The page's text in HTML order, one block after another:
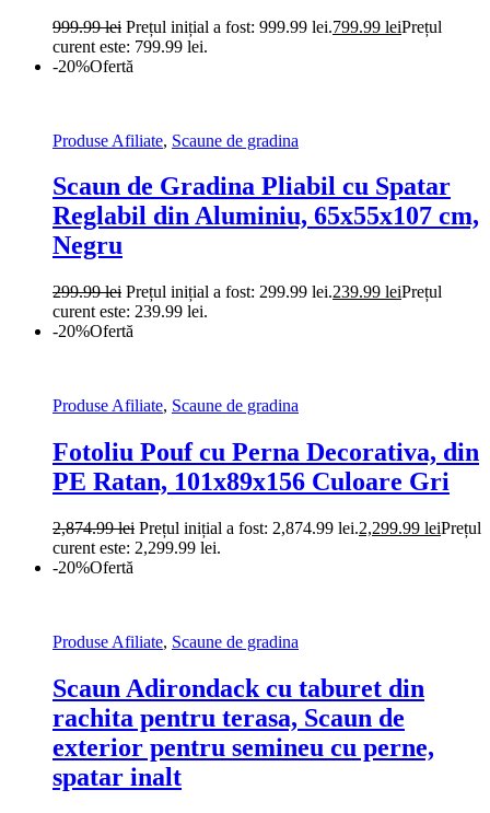
999.99lei Prețul inițial a fost: 999.99 lei.799.99 leiPrețul
curent este: 799.99 lei.
-20%Ofertă
Produse Afiliate, Scaune de gradina
Scaun de Gradina Pliabil cu Spatar
Reglabil din Aluminiu, 65x55x107 cm,
Negru
299.99lei Prețul inițial a fost: 299.99 lei.239.99 leiPrețul
curent este: 239.99 lei.
-20%Ofertă
Produse Afiliate, Scaune de gradina
Fotoliu Pouf cu Perna Decorativa, din
PE Ratan, 101x89x156 Culoare Gri
2,874.99lei Prețul inițial a fost: 2,874.99 lei.2,299.99 leiPrețul
curent este: 2,299.99 lei.
-20%Ofertă
Produse Afiliate, Scaune de gradina
Scaun Adirondack cu taburet din
rachita pentru terasa, Scaun de
exterior pentru semineu cu perne,
spatar inalt